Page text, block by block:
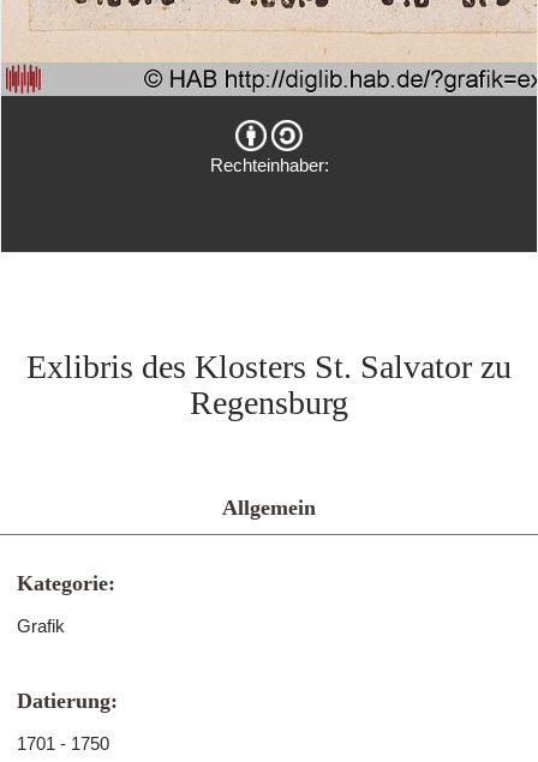
Rechteinhaber:
Exlibris des Klosters St. Salvator zu
Regensburg
Allgemein
Kategorie:
Grafik
Datierung:
1701 - 1750